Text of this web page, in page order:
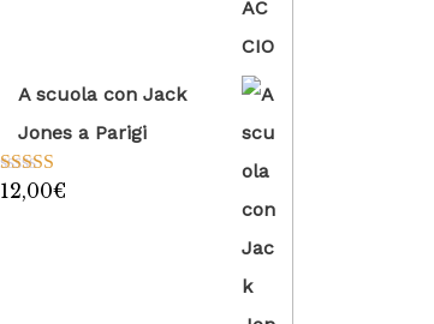
A scuola con Jack
Jones a Parigi
Valutato
12,00€